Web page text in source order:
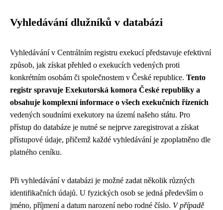
Vyhledávání dlužníků v databázi
Vyhledávání v Centrálním registru exekucí představuje efektivní
způsob, jak získat přehled o exekucích vedených proti
konkrétním osobám či společnostem v České republice. Tento
registr spravuje Exekutorská komora České republiky a
obsahuje komplexní informace o všech exekučních řízeních
vedených soudními exekutory na území našeho státu. Pro
přístup do databáze je nutné se nejprve zaregistrovat a získat
přístupové údaje, přičemž každé vyhledávání je zpoplatněno dle
platného ceníku.
Při vyhledávání v databázi je možné zadat několik různých
identifikačních údajů. U fyzických osob se jedná především o
jméno, příjmení a datum narození nebo rodné číslo. V případě